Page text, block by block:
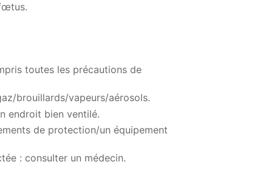
toutes les précautions de
brouillards/vapeurs/aérosols.
endroit bien ventilé.
de protection/un équipement
: consulter un médecin.